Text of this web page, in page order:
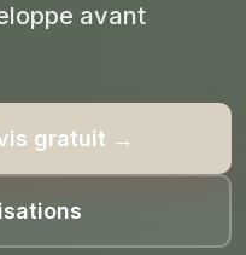
avant
gratuit →